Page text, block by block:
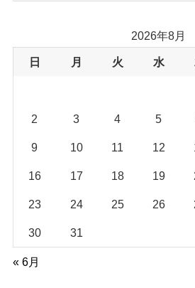
ー
2026年8月
日 月 火 水
2 3 4 5
9 10 11 12
16 17 18 19
23 24 25 26
30 31
« 6月